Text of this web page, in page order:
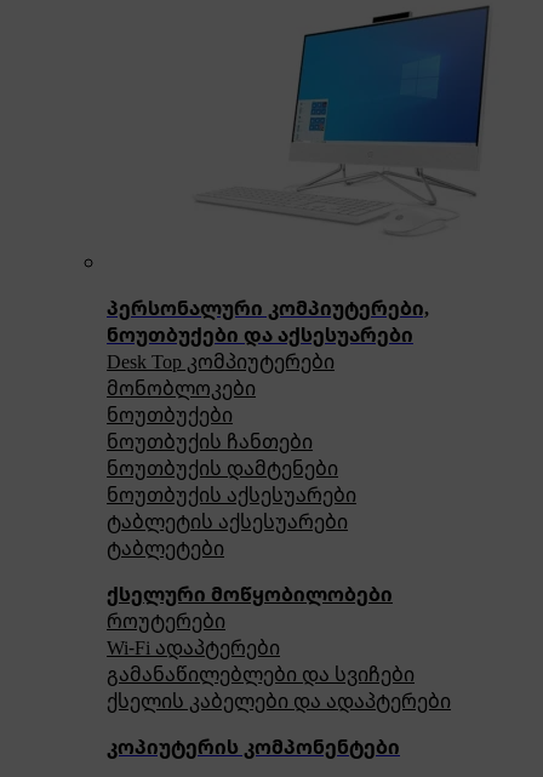
პერსონალური კომპიუტერები,
ნოუთბუქები და აქსესუარები
Desk Top კომპიუტერები
მონობლოკები
ნოუთბუქები
ნოუთბუქის ჩანთები
ნოუთბუქის დამტენები
ნოუთბუქის აქსესუარები
ტაბლეტის აქსესუარები
ტაბლეტები
ქსელური მოწყობილობები
როუტერები
Wi-Fi ადაპტერები
გამანაწილებლები და სვიჩები
ქსელის კაბელები და ადაპტერები
კოპიუტერის კომპონენტები